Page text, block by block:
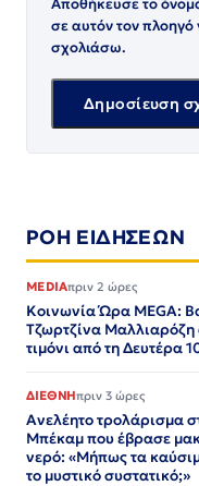
σε αυτόν τον
σχολιάσω.
ΡΟΗ ΕΙΔΗΣΕΩΝ
MEDIAπριν 2 ώρες
Κοινωνία Ώρα MEGA:
Τζωρτζίνα
τιμόνι από τη Δευτέρα
ΔΙΕΘΝΗπριν 3 ώρες
Ανελέητο τρολάρισμα
Μπέκαμ που έβρασε
νερό: «Μήπως τα
το μυστικό συστατικό;»